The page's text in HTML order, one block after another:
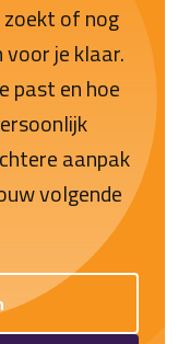
of nog
je klaar.
past en hoe
aanpak
volgende